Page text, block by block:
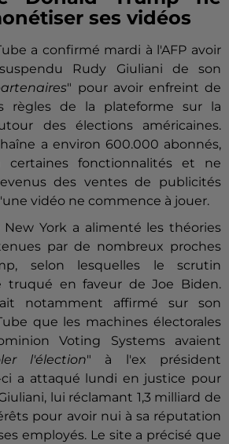
ses vidéos
a confirmé mardi à l'AFP avoir
Rudy Giuliani de son
" pour avoir enfreint de
règles de la plateforme sur la
des élections américaines.
a environ 600.000 abonnés,
certaines fonctionnalités et ne
des ventes de publicités
vidéo ne commence à jouer.
New York a alimenté les théories
par de nombreux proches
selon lesquelles le scrutin
truqué en faveur de Joe Biden.
notamment affirmé sur son
que les machines électorales
Voting Systems avaient
l'élection" à l'ex président
ci a attaqué lundi en justice pour
lui réclamant 1,3 milliard de
pour avoir nui à sa réputation
employés. Le site a précisé que